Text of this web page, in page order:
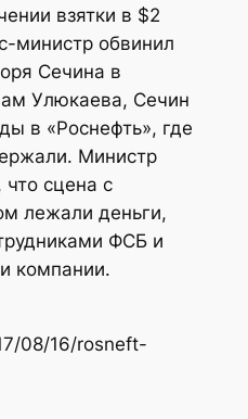
взятки в $2
министр обвинил
Сечина в
Улюкаева, Сечин
в «Роснефть», где
Министр
сцена с
лежали деньги,
ФСБ и
компании.
08/16/rosneft-